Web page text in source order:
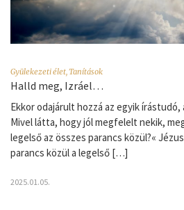
Gyülekezeti élet Tanítások
Halld meg, Izráel…
Ekkor odajárult hozzá az egyik
Mivel látta, hogy jól megfelelt nekik,
legelső az összes parancs közül?«
parancs közül a legelső […]
2025.01.05.